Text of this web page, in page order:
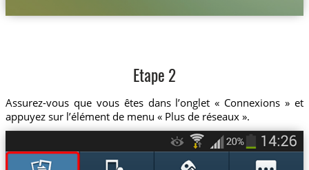
Etape 2
Assurez-vous que vous êtes dans l’onglet « Connexions » et
appuyez sur l’élément de menu « Plus de réseaux ».